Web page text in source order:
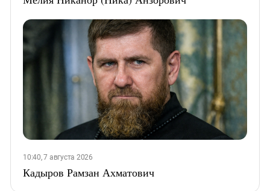
10:40, 7 августа 2026
Кадыров Рамзан Ахматович